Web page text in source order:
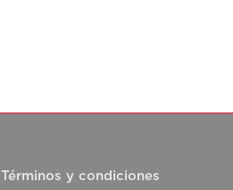
Términos y condiciones